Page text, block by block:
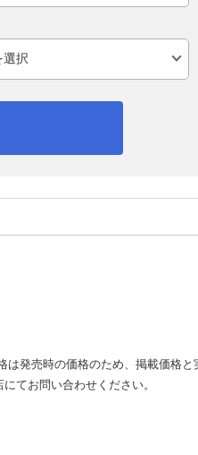
発売時の価格のため、掲載価格と
てお問い合わせください。